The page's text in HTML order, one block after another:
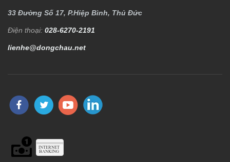
33 Đường Số 17, P.Hiệp Bình, Thủ Đức
Điện thoại: 028-6270-2191
lienhe@dongchau.net